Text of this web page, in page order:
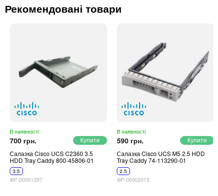
Рекомендовані товари
В наявності
700 грн.
Салазка Cisco UCS C2360 3.5
HDD Tray Caddy 800-45806-01
3.5
ФР-00001297
В наявності
590 грн.
Салазка Cisco UCS M5 2.5 HDD
Tray Caddy 74-113290-01
2.5
ФР-00002015